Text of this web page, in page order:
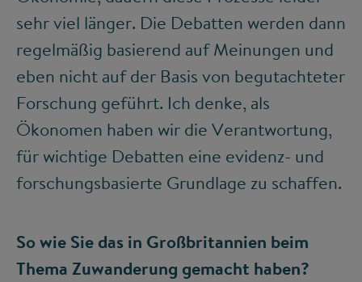
sehr viel länger. Die Debatten werden dann
regelmäßig basierend auf Meinungen und
eben nicht auf der Basis von begutachteter
Forschung geführt. Ich denke, als
Ökonomen haben wir die Verantwortung,
für wichtige Debatten eine evidenz- und
forschungsbasierte Grundlage zu schaffen.
So wie Sie das in Großbritannien beim
Thema Zuwanderung gemacht haben?